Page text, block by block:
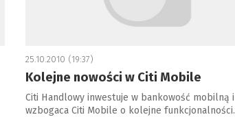
25.10.2010 (19:37)
Kolejne nowości w Citi Mobile
Citi Handlowy inwestuje w bankowość mobilną i
wzbogaca Citi Mobile o kolejne